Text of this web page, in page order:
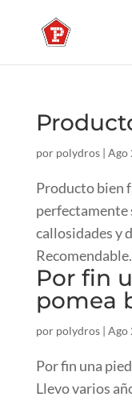
por polydros| Ago
Producto bien
perfectamente
callosidades y
Recomendable.
Por fin
pomea
por polydros| Ago
Por fin una
Llevo varios